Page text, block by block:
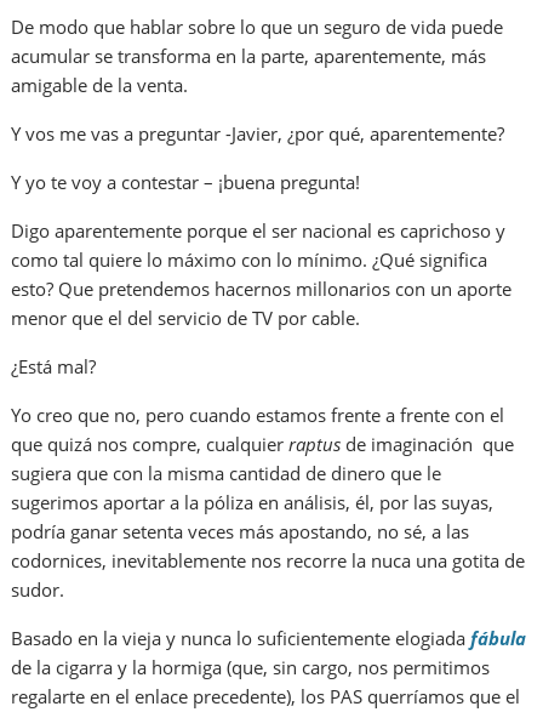
De modo que hablar sobre lo que un seguro de vida puede
acumular se transforma en la parte, aparentemente, más
amigable de la venta.
Y vos me vas a preguntar -Javier, ¿por qué, aparentemente?
Y yo te voy a contestar – ¡buena pregunta!
Digo aparentemente porque el ser nacional es caprichoso y
como tal quiere lo máximo con lo mínimo. ¿Qué significa
esto? Que pretendemos hacernos millonarios con un aporte
menor que el del servicio de TV por cable.
¿Está mal?
Yo creo que no, pero cuando estamos frente a frente con el
que quizá nos compre, cualquierraptus de imaginación que
sugiera que con la misma cantidad de dinero que le
sugerimos aportar a la póliza en análisis, él, por las suyas,
podría ganar setenta veces más apostando, no sé, a las
codornices, inevitablemente nos recorre la nuca una gotita de
sudor.
Basado en la vieja y nunca lo suficientemente elogiadafábula
de la cigarra y la hormiga (que, sin cargo, nos permitimos
regalarte en el enlace precedente), los PAS querríamos que el